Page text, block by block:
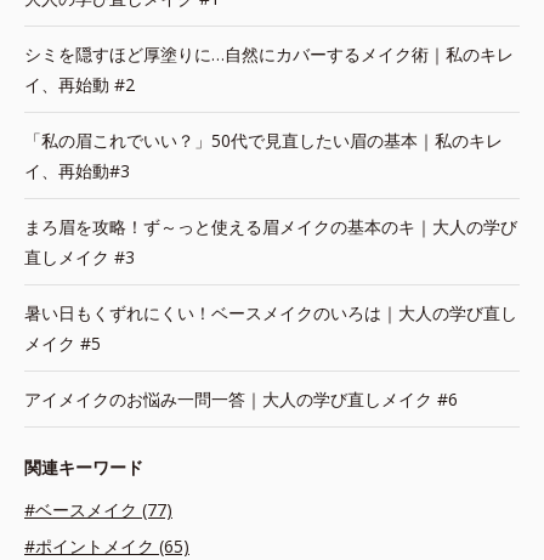
シミを隠すほど厚塗りに…自然にカバーするメイク術｜私のキレ
イ、再始動 #2
「私の眉これでいい？」50代で見直したい眉の基本｜私のキレ
イ、再始動#3
まろ眉を攻略！ず～っと使える眉メイクの基本のキ｜大人の学び
直しメイク #3
暑い日もくずれにくい！ベースメイクのいろは｜大人の学び直し
メイク #5
アイメイクのお悩み一問一答｜大人の学び直しメイク #6
関連キーワード
#ベースメイク (77)
#ポイントメイク (65)